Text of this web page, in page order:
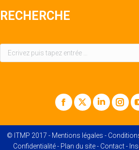
RECHERCHE
Recherche
:
Facebook
X LinkedIn
© ITMP 2017 - Mentions légales -
Confidentialité- Plan du site- Contact-